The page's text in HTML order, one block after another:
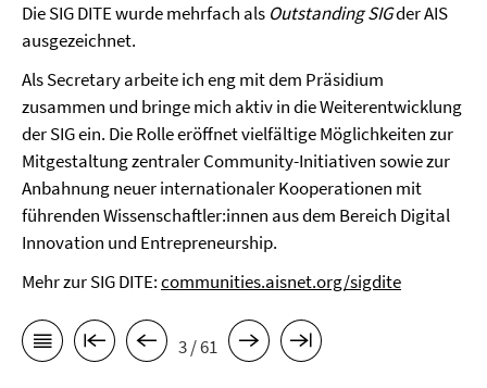
Die SIG DITE wurde mehrfach als Outstanding SIGder AIS
ausgezeichnet.
Als Secretary arbeite ich eng mit dem Präsidium
zusammen und bringe mich aktiv in die Weiterentwicklung
der SIG ein. Die Rolle eröffnet vielfältige Möglichkeiten zur
Mitgestaltung zentraler Community-Initiativen sowie zur
Anbahnung neuer internationaler Kooperationen mit
führenden Wissenschaftler:innen aus dem Bereich Digital
Innovation und Entrepreneurship.
Mehr zur SIG DITE:communities.aisnet.org/sigdite
3 / 61